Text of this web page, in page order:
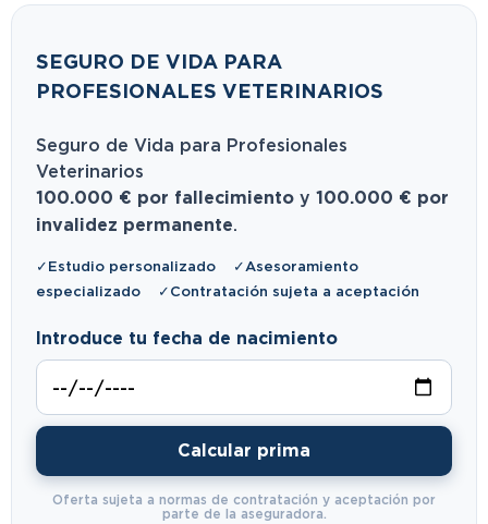
SEGURO DE VIDA PARA
PROFESIONALES VETERINARIOS
Seguro de Vida para Profesionales
Veterinarios
100.000 € por fallecimiento y 100.000 € por
invalidez permanente.
✓Estudio personalizado ✓Asesoramiento
especializado ✓Contratación sujeta a aceptación
Introduce tu fecha de nacimiento
Calcular prima
Oferta sujeta a normas de contratación y aceptación por
parte de la aseguradora.